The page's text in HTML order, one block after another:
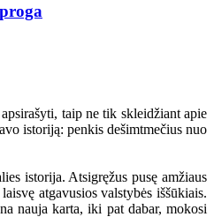
taip ne tik skleidžiant apie
istoriją: penkis dešimtmečius nuo
istorija. Atsigręžus pusę amžiaus
atgavusios valstybės iššūkiais.
nauja karta, iki pat dabar, mokosi